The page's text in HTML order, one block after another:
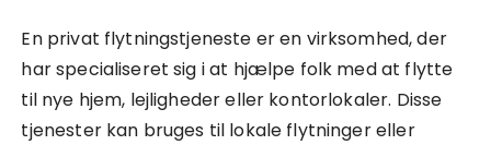
En privat flytningstjeneste er en virksomhed, der
har specialiseret sig i at hjælpe folk med at flytte
til nye hjem, lejligheder eller kontorlokaler. Disse
tjenester kan bruges til lokale flytninger eller